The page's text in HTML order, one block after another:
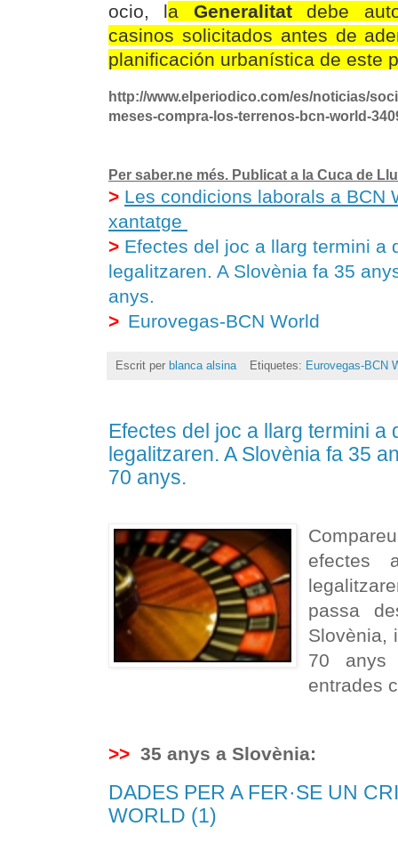
ocio, la Generalitatdebe
casinos solicitados antes de
planificación urbanística de este
http://www.elperiodico.com/es/noticias/
meses-compra-los-terrenos-bcn-world-
Per saber.ne més. Publicat a la Cuca de
> Les condicions laborals a BCN
xantatge
> Efectes del joc a llarg termini a
legalitzaren. A Slovènia fa 35
anys.
> Eurovegas-BCN World
Escrit per blanca alsina Etiquetes: Eurovegas-BCN
Efectes del joc a llarg termini a
legalitzaren. A Slovènia fa 35
70 anys.
efectes
passa
Slovènia,
70 anys
entrades
>> 35 anys a Slovènia:
DADES PER A FER·SE UN
WORLD (1)